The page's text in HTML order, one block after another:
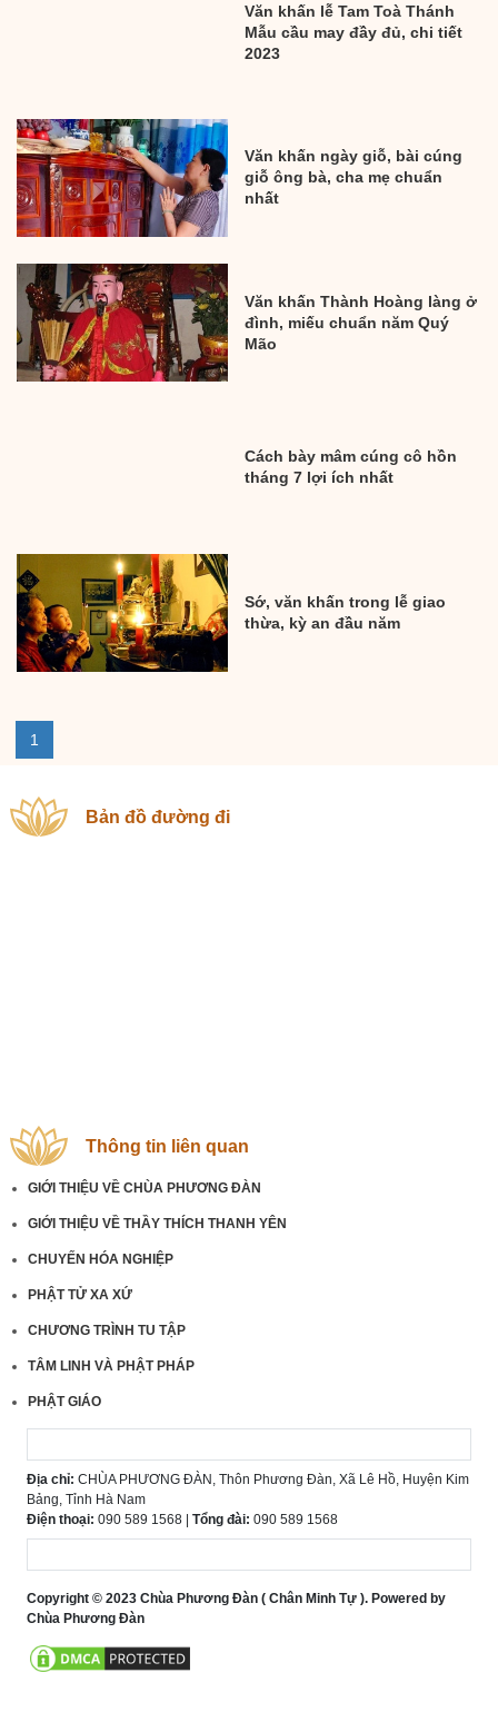
Văn khấn lễ Tam Toà Thánh
Mẫu cầu may đầy đủ, chi tiết
2023
Văn khấn ngày giỗ, bài cúng
giỗ ông bà, cha mẹ chuẩn
nhất
Văn khấn Thành Hoàng làng ở
đình, miếu chuẩn năm Quý
Mão
Cách bày mâm cúng cô hồn
tháng 7 lợi ích nhất
Sớ, văn khấn trong lễ giao
thừa, kỳ an đầu năm
1
Bản đồ đường đi
Thông tin liên quan
GIỚI THIỆU VỀ CHÙA PHƯƠNG ĐÀN
GIỚI THIỆU VỀ THẦY THÍCH THANH YÊN
CHUYẾN HÓA NGHIỆP
PHẬT TỬ XA XỨ
CHƯƠNG TRÌNH TU TẬP
TÂM LINH VÀ PHẬT PHÁP
PHẬT GIÁO
Địa chỉ: CHÙA PHƯƠNG ĐÀN, Thôn Phương Đàn, Xã Lê Hồ, Huyện Kim
Bảng, Tỉnh Hà Nam
Điện thoại: 090 589 1568 | Tổng đài: 090 589 1568
Copyright © 2023 Chùa Phương Đàn ( Chân Minh Tự ). Powered by
Chùa Phương Đàn